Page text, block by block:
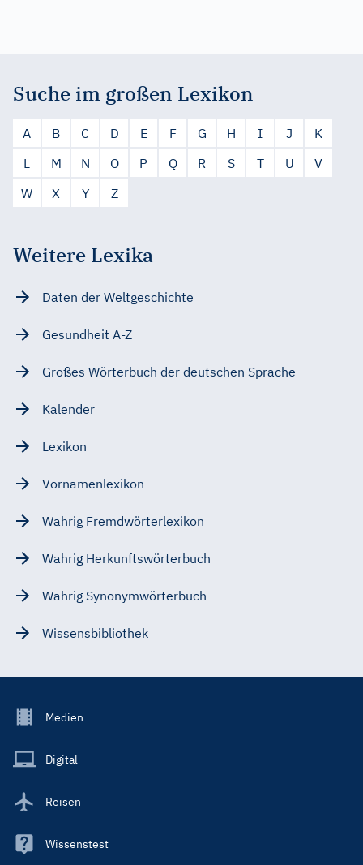
Suche im großen Lexikon
A B C D E F G H I J
K
L
M N O P Q R S T U
V
W
X Y Z
Weitere Lexika
Daten der Weltgeschichte
Gesundheit A-Z
Großes Wörterbuch der deutschen Sprache
Kalender
Lexikon
Vornamenlexikon
Wahrig Fremdwörterlexikon
Wahrig Herkunftswörterbuch
Wahrig Synonymwörterbuch
Wissensbibliothek
Footer
Main
Medien
Digital
Reisen
Wissenstest